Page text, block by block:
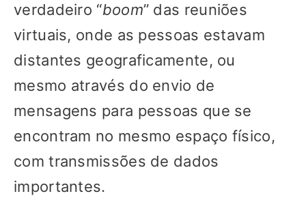
verdadeiro “boom” das reuniões
virtuais, onde as pessoas estavam
distantes geograficamente, ou
mesmo através do envio de
mensagens para pessoas que se
encontram no mesmo espaço físico,
com transmissões de dados
importantes.